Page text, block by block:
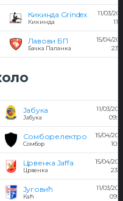
Кикинда Grindex
Кикинда
11/03/
Лавови БП
Бачка Паланка
15/04/
Јабука
Јабука
11/03/
Сомборелектро
Сомбор
15/04/
Црвенка Jaffa
Црвенка
15/04/
Југовић
Каћ
11/03/